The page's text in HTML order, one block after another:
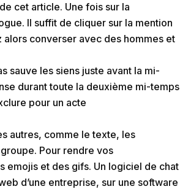
cet article. Une fois sur la
Il suffit de cliquer sur la mention
converser avec des hommes et
sauve les siens juste avant la mi-
durant toute la deuxième mi-temps
pour un acte
autres, comme le texte, les
Pour rendre vos
emojis et des gifs. Un logiciel de chat
d’une entreprise, sur une software